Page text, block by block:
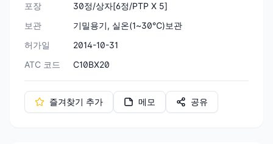
포장
30정/상자[6정/PTP X 5]
보관
기밀용기, 실온(1~30℃)보관
허가일
2014-10-31
ATC 코드
C10BX20
즐겨찾기 추가 메모 공유